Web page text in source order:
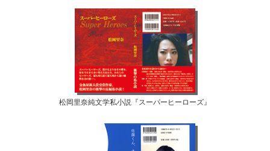
松岡里奈純文学私小説『スーパーヒーローズ』